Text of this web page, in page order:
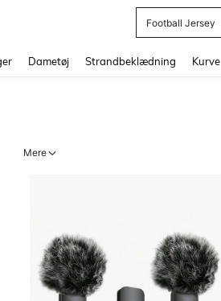
Football Jersey
Dametøj Strandbeklædning Kurve
Mere